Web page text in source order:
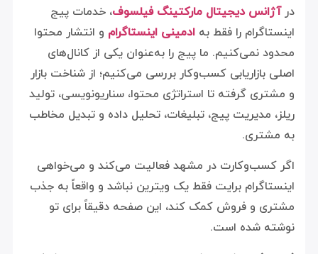
درآژانس دیجیتال مارکتینگ فیلسوف، خدمات پیج
اینستاگرام را فقط به ادمینی اینستاگرام و انتشار محتوا
محدود نمی‌کنیم. ما پیج را به‌عنوان یکی از کانال‌های
اصلی بازاریابی کسب‌وکار بررسی می‌کنیم؛ از شناخت بازار
و مشتری گرفته تا استراتژی محتوا، سناریونویسی، تولید
ریلز، مدیریت پیج، تبلیغات، تحلیل داده و تبدیل مخاطب
به مشتری.
اگر کسب‌وکارت در مشهد فعالیت می‌کند و می‌خواهی
اینستاگرام برایت فقط یک ویترین نباشد و واقعاً به جذب
مشتری و فروش کمک کند، این صفحه دقیقاً برای تو
نوشته شده است.